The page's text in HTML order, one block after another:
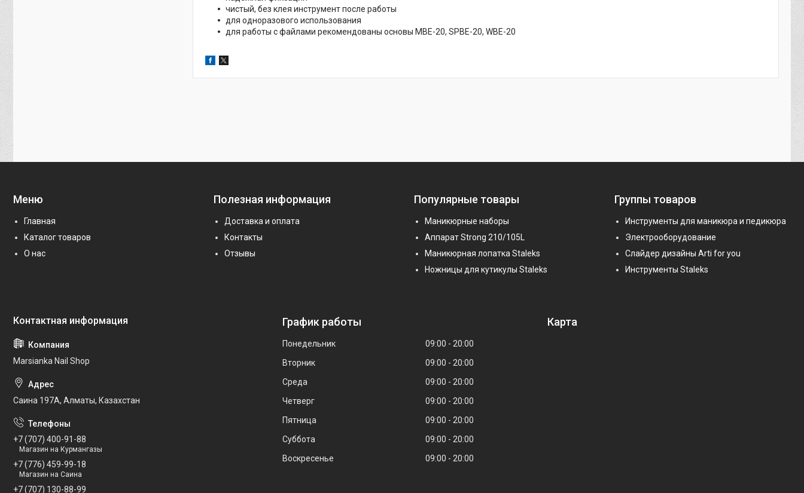
чистый, без клея инструмент после работы
для одноразового использования
для работы с файлами рекомендованы основы MBE-20, SPBE-20, WBE-20
Меню
Главная
Каталог товаров
О нас
Полезная информация
Доставка и оплата
Контакты
Отзывы
Популярные товары
Маникюрные наборы
Аппарат Strong 210/105L
Маникюрная лопатка Staleks
Ножницы для кутикулы Staleks
Группы товаров
Инструменты для маникюра и педикюра
Электрооборудование
Слайдер дизайны Arti for you
Инструменты Staleks
Marsianka Nail Shop
Саина 197А, Алматы, Казахстан
+7 (707) 400-91-88
Магазин на Курмангазы
+7 (776) 459-99-18
Магазин на Саина
+7 (707) 130-88-99
График работы
Понедельник 09:00
20:00
Вторник
09:00
20:00
Среда
09:00
20:00
Четверг
09:00
20:00
Пятница
09:00
20:00
Суббота
09:00
20:00
Воскресенье
09:00 20:00
Карта